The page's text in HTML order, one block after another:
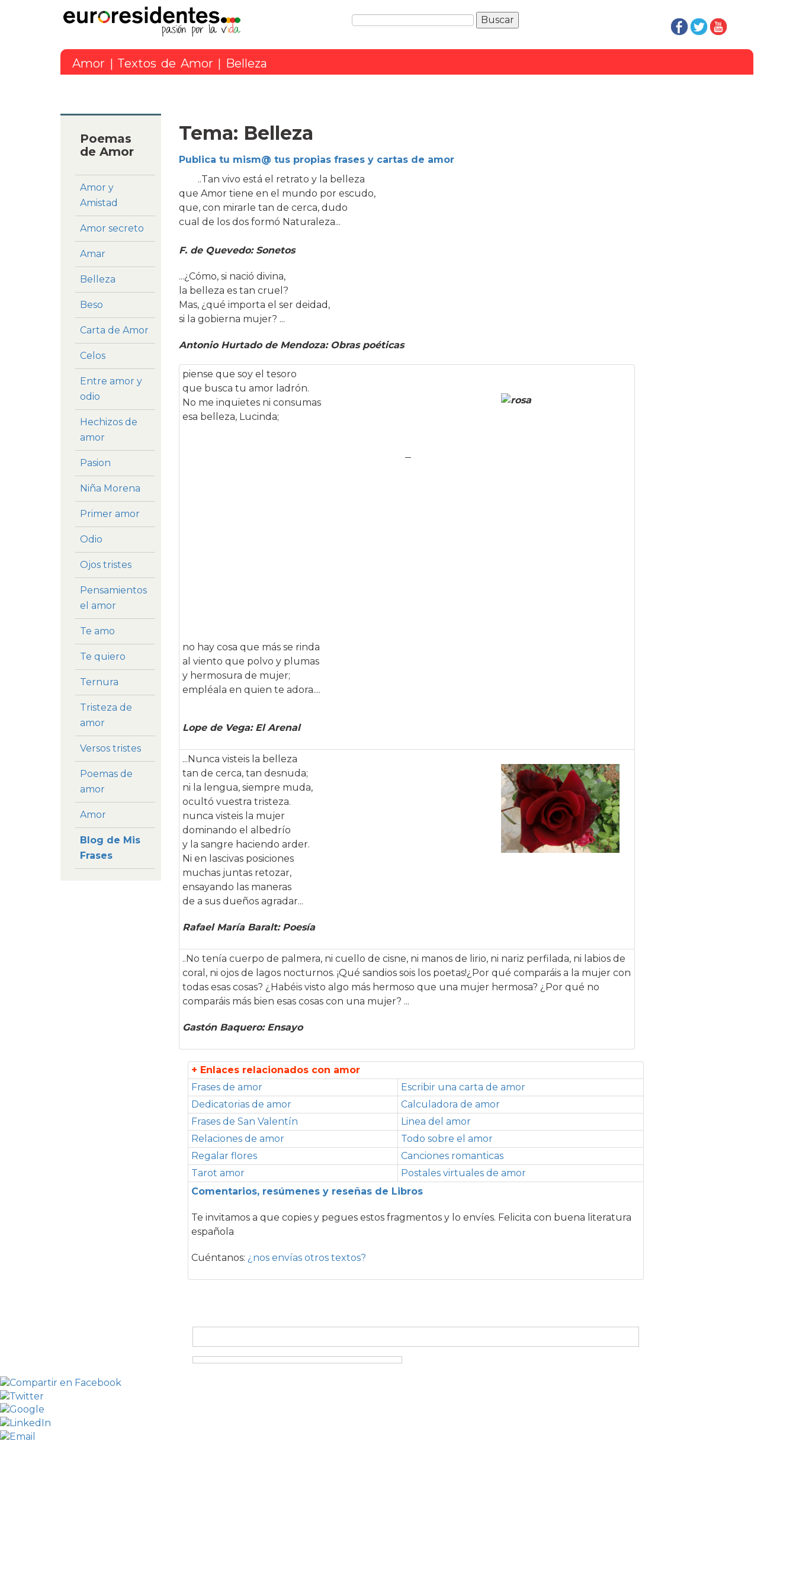
Amor | Textos de Amor | Belleza
Tema: Belleza
Publica tu mism@ tus propias frases y cartas de amor
..Tan vivo está el retrato y la belleza
que Amor tiene en el mundo por escudo,
que, con mirarle tan de cerca, dudo
cual de los dos formó Naturaleza...
F. de Quevedo: Sonetos
...¿Cómo, si nació divina,
la belleza es tan cruel?
Mas, ¿qué importa el ser deidad,
si la gobierna mujer? ...
Antonio Hurtado de Mendoza: Obras poéticas
piense que soy el tesoro
que busca tu amor ladrón.
No me inquietes ni consumas
esa belleza, Lucinda;
no hay cosa que más se rinda
al viento que polvo y plumas
y hermosura de mujer;
empléala en quien te adora....
Lope de Vega: El Arenal
...Nunca visteis la belleza
tan de cerca, tan desnuda;
ni la lengua, siempre muda,
ocultó vuestra tristeza.
nunca visteis la mujer
dominando el albedrío
y la sangre haciendo arder.
Ni en lascivas posiciones
muchas juntas retozar,
ensayando las maneras
de a sus dueños agradar...
Rafael María Baralt: Poesía
..No tenía cuerpo de palmera, ni cuello de cisne, ni manos de lirio, ni nariz perfilada, ni labios de
coral, ni ojos de lagos nocturnos. ¡Qué sandios sois los poetas!¿Por qué comparáis a la mujer con
todas esas cosas? ¿Habéis visto algo más hermoso que una mujer hermosa? ¿Por qué no
comparáis más bien esas cosas con una mujer? ...
Gastón Baquero: Ensayo
+ Enlaces relacionados con amor
Frases de amor
Escribir una carta de amor
Dedicatorias de amor
Calculadora de amor
Frases de San Valentín
Linea del amor
Relaciones de amor
Todo sobre el amor
Regalar flores
Canciones romanticas
Tarot amor
Postales virtuales de amor
Comentarios, resúmenes y reseñas de Libros
Te invitamos a que copies y pegues estos fragmentos y lo envíes. Felicita con buena literatura
española
Cuéntanos: ¿nos envías otros textos?
Poemas
de Amor
Amor y
Amistad
Amor secreto
Amar
Belleza
Beso
Carta de Amor
Celos
Entre amor y
odio
Hechizos de
amor
Pasion
Niña Morena
Primer amor
Odio
Ojos tristes
Pensamientos
el amor
Te amo
Te quiero
Ternura
Tristeza de
amor
Versos tristes
Poemas de
amor
Amor
Blog de Mis
Frases